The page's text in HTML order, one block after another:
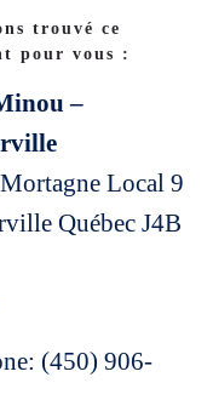
trouvé ce
pour vous :
–
Local 9
Québec J4B
(450) 906-